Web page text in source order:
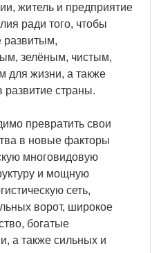
житель и предприятие
ради того, чтобы
развитым,
зелёным, чистым,
для жизни, а также
развитие страны.
превратить свои
в новые факторы
многовидовую
и мощную
сеть,
ворот, широкое
богатые
а также сильных и